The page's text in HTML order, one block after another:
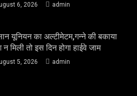
6, 2026 admin
यूनियन का अल्टीमेटम,गन्ने की बकाया
न मिली तो इस दिन होगा हाईवे जाम
5, 2026 admin